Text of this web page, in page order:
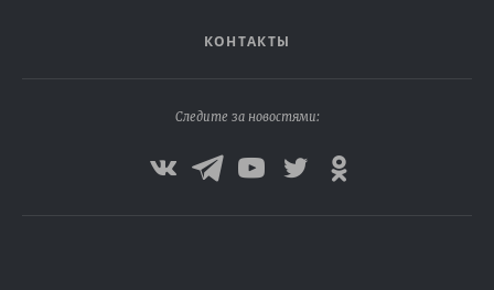
КОНТАКТЫ
Следите за новостями: